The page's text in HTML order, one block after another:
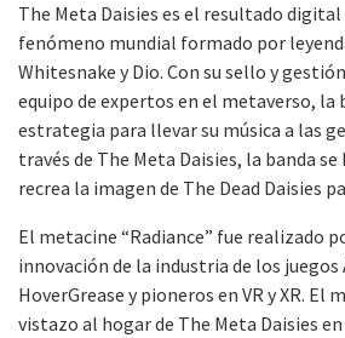
The Meta Daisies es el resultado digital
fenómeno mundial formado por
Whitesnake y Dio. Con su sello y
equipo de expertos en el metaverso, la
estrategia para llevar su música a las
través de The Meta Daisies, la banda se
recrea la imagen de The Dead Daisies
El metacine “Radiance” fue realizado
innovación de la industria de los
HoverGrease y pioneros en VR y XR. El
vistazo al hogar de The Meta Daisies